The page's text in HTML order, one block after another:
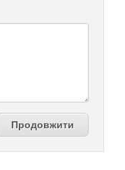
Продовжити